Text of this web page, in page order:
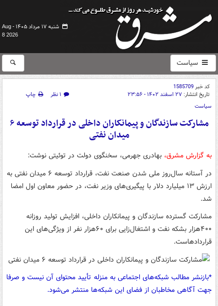
شنبه ۱۷ مرداد ۱۴۰۵ -
Aug
8 2026
سیاست
کد خبر1585709
تاریخ انتشار: ۲۷ اسفند ۱۴۰۲ - ۲۳:۵۶ ۱ نظر
چاپ
سیاست
مشارکت سازندگان و پیمانکاران داخلی در قرارداد توسعه ۶
میدان نفتی
به گزارش مشرق، بهادری جهرمی، سخنگوی دولت در توئیتی نوشت:
در آستانه سال‌روز ملی شدن صنعت نفت، قرارداد توسعه ۶ میدان نفتی به
ارزش ۱۳ میلیارد دلار با پیگیری‌های وزیر نفت، در حضور معاون اول امضا
شد.
مشارکت گسترده سازندگان و پیمانکاران داخلی، افزایش تولید روزانه
۴۰۰هزار بشکه نفت و اشتغال‌زایی برای ۶۰هزار نفر از ویژگی‌های این
قراردادهاست.
*بازنشر مطالب شبکه‌های اجتماعی به منزله تأیید محتوای آن نیست و صرفا
جهت آگاهی مخاطبان از فضای این شبکه‌ها منتشر می‌شود.